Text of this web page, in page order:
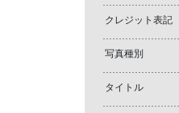
クレジット表記
写真種別
タイトル